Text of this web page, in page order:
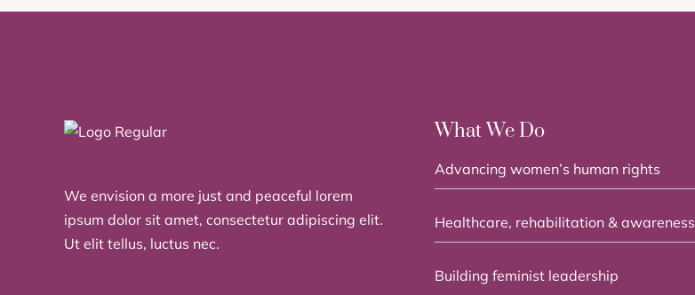
We envision a more just and peaceful lorem
ipsum dolor sit amet, consectetur adipiscing elit.
Ut elit tellus, luctus nec.
What We Do
Advancing women’s human rights
Healthcare, rehabilitation & awareness
Building feminist leadership